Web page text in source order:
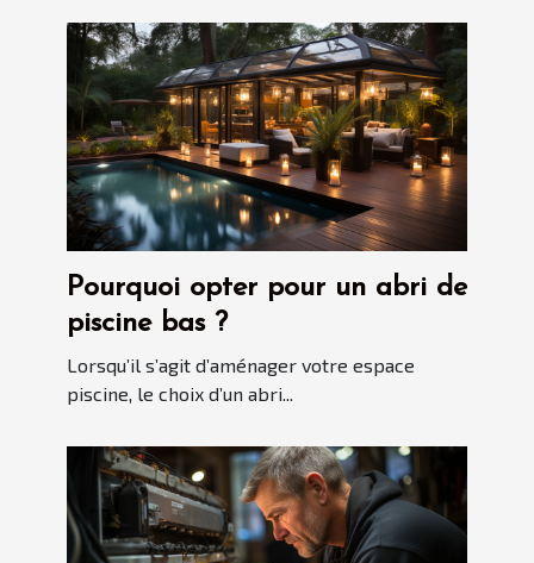
Pourquoi opter pour un abri de
piscine bas ?
Lorsqu’il s’agit d’aménager votre espace
piscine, le choix d’un abri...